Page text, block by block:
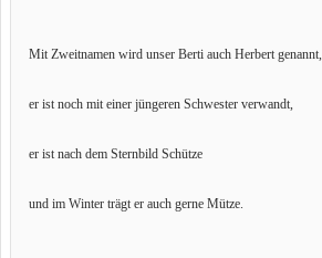
Mit Zweitnamen wird unser Berti auch Herbert genannt,
er ist noch mit einer jüngeren Schwester verwandt,
er ist nach dem Sternbild Schütze
und im Winter trägt er auch gerne Mütze.